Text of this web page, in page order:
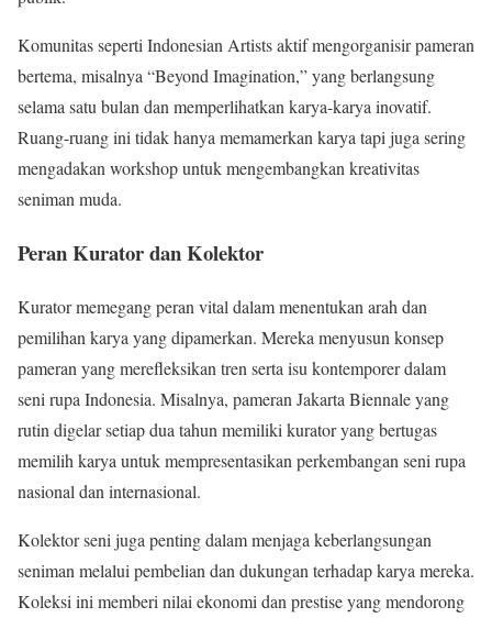
Komunitas seperti Indonesian Artists aktif mengorganisir pameran
bertema, misalnya “Beyond Imagination,” yang berlangsung
selama satu bulan dan memperlihatkan karya-karya inovatif.
Ruang-ruang ini tidak hanya memamerkan karya tapi juga sering
mengadakan workshop untuk mengembangkan kreativitas
seniman muda.
Peran Kurator dan Kolektor
Kurator memegang peran vital dalam menentukan arah dan
pemilihan karya yang dipamerkan. Mereka menyusun konsep
pameran yang merefleksikan tren serta isu kontemporer dalam
seni rupa Indonesia. Misalnya, pameran Jakarta Biennale yang
rutin digelar setiap dua tahun memiliki kurator yang bertugas
memilih karya untuk mempresentasikan perkembangan seni rupa
nasional dan internasional.
Kolektor seni juga penting dalam menjaga keberlangsungan
seniman melalui pembelian dan dukungan terhadap karya mereka.
Koleksi ini memberi nilai ekonomi dan prestise yang mendorong